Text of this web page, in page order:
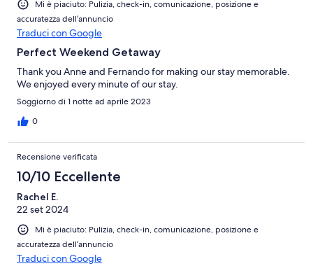
Mi è piaciuto: Pulizia, check-in, comunicazione, posizione e
accuratezza dell’annuncio
Traduci con Google
Perfect Weekend Getaway
Thank you Anne and Fernando for making our stay memorable.
We enjoyed every minute of our stay.
Soggiorno di 1 notte ad aprile 2023
0
Recensione verificata
10/10 Eccellente
Rachel E.
22 set 2024
Mi è piaciuto: Pulizia, check-in, comunicazione, posizione e
accuratezza dell’annuncio
Traduci con Google